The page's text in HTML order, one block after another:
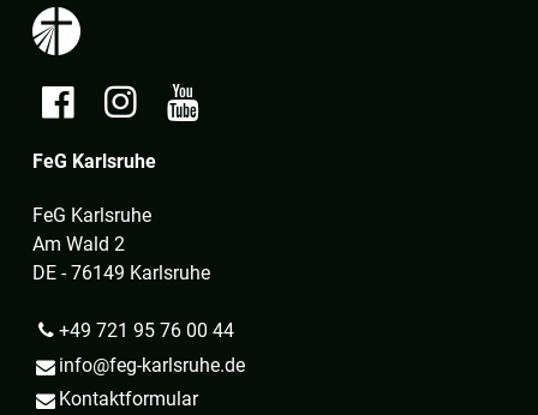
FeG Karlsruhe
FeG Karlsruhe
Am Wald 2
DE - 76149 Karlsruhe
+49 721 95 76 00 44
info@​feg-karlsruhe.​de
Kontaktformular